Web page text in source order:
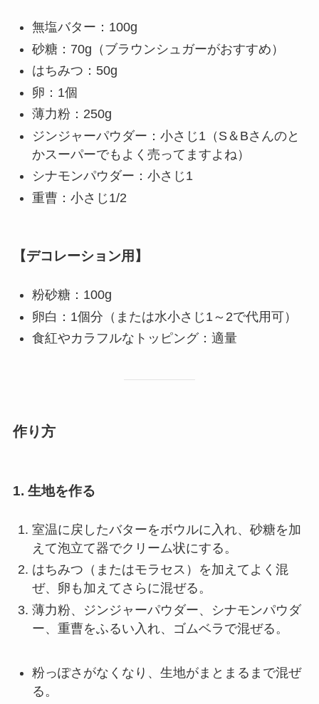
無塩バター：100g
砂糖：70g（ブラウンシュガーがおすすめ）
はちみつ：50g
卵：1個
薄力粉：250g
ジンジャーパウダー：小さじ1（S＆Bさんのと
かスーパーでもよく売ってますよね）
シナモンパウダー：小さじ1
重曹：小さじ1/2
【デコレーション用】
粉砂糖：100g
卵白：1個分（または水小さじ1～2で代用可）
食紅やカラフルなトッピング：適量
作り方
1. 生地を作る
室温に戻したバターをボウルに入れ、砂糖を加
えて泡立て器でクリーム状にする。
はちみつ（またはモラセス）を加えてよく混
ぜ、卵も加えてさらに混ぜる。
薄力粉、ジンジャーパウダー、シナモンパウダ
ー、重曹をふるい入れ、ゴムベラで混ぜる。
粉っぽさがなくなり、生地がまとまるまで混ぜ
る。